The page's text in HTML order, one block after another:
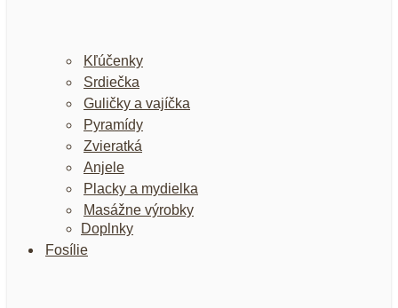
Kľúčenky
Srdiečka
Guličky a vajíčka
Pyramídy
Zvieratká
Anjele
Placky a mydielka
Masážne výrobky
Doplnky
Fosílie